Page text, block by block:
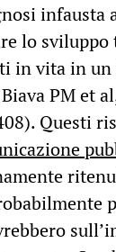
infausta
lo sviluppo
in vita in un
PM et
Questi